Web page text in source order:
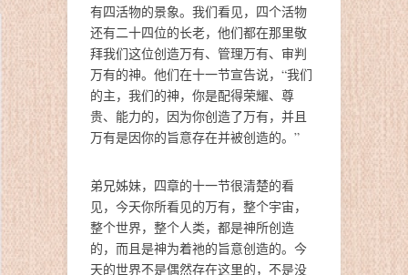
有四活物的景象。我们看见，四个活物
还有二十四位的长老，他们都在那里敬
拜我们这位创造万有、管理万有、审判
万有的神。他们在十一节宣告说，“我们
的主，我们的神，你是配得荣耀、尊
贵、能力的，因为你创造了万有，并且
万有是因你的旨意存在并被创造的。”
弟兄姊妹，四章的十一节很清楚的看
见，今天你所看见的万有，整个宇宙，
整个世界，整个人类，都是神所创造
的，而且是神为着祂的旨意创造的。今
天的世界不是偶然存在这里的，不是没